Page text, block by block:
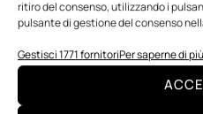
ritiro del consenso, utilizzando i
pulsante di gestione del consenso
Gestisci 1771 fornitoriPer saperne di
Notizie da
I nanonastri di grafene
Una nuova mano